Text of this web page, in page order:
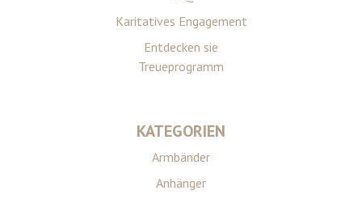
Karitatives Engagement
Entdecken sie
Treueprogramm
KATEGORIEN
Armbänder
Anhänger